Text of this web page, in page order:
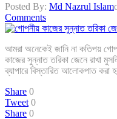
Posted By: Md Nazrul Islam
Comments
আমরা অনেকেই জানি না কতিপয়
কাজের সুন্নাত তরিকা জেনে রাখা
ব্যাপারে বিস্তারিত আলোকপাত করা
Share 0
Tweet 0
Share 0